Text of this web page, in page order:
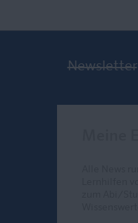
Newsletter